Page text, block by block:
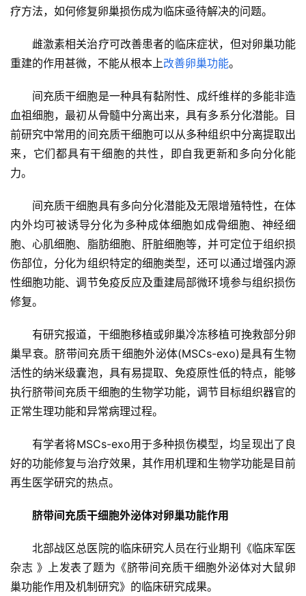
首
业
资
疗方法，如何修复卵巢损伤成为临床亟待解决的问题。
雌激素相关治疗可改善患者的临床症状，但对卵巢功能
重建的作用甚微，不能从根本上改善卵巢功能。
间充质干细胞是一种具有黏附性、成纤维样的多能非造
血祖细胞，最初从骨髓中分离出来，具有多系分化潜能。目
前研究中常用的间充质干细胞可以从多种组织中分离提取出
来，它们都具有干细胞的共性，即自我更新和多向分化能
力。
间充质干细胞具有多向分化潜能及无限增殖特性，在体
内外均可被诱导分化为多种成体细胞如成骨细胞、神经细
胞、心肌细胞、脂肪细胞、肝脏细胞等，并可定位于组织损
伤部位，分化为组织特定的细胞类型，还可以通过增强内源
性细胞功能、调节免疫反应及重建局部微环境参与组织损伤
修复。
有研究报道，干细胞移植或卵巢冷冻移植可挽救部分卵
巢早衰。脐带间充质干细胞外泌体(MSCs-exo)是具有生物
活性的纳米级囊泡，具有易提取、免疫原性低的特点，能够
执行脐带间充质干细胞的生物学功能，调节目标组织器官的
正常生理功能和异常病理过程。
有学者将MSCs-exo用于多种损伤模型，均呈现出了良
好的功能修复与治疗效果，其作用机理和生物学功能是目前
再生医学研究的热点。
脐带间充质干细胞外泌体对卵巢功能作用
北部战区总医院的临床研究人员在行业期刊《临床军医
杂志 》上发表了题为《脐带间充质干细胞外泌体对大鼠卵
巢功能作用及机制研究》的临床研究成果。